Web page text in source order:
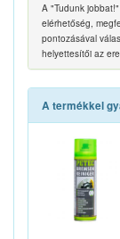
A "Tudunk
elérhetőség,
pontozásával
helyettesítői az
A termékkel